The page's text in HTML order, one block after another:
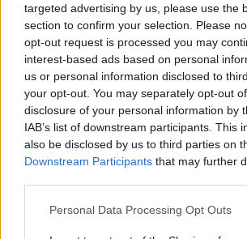
targeted advertising by us, please use the
section to confirm your selection. Please
opt-out request is processed you may
interest-based ads based on personal
us or personal information disclosed to
your opt-out. You may separately opt-out
disclosure of your personal information by
IAB’s list of downstream participants. This
also be disclosed by us to third parties on
Downstream Participants that may further
Personal Data Processing Opt Outs